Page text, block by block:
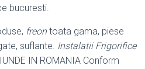
bucuresti.
freontoata gama, piese
suflante. Instalatii Frigorifice
IN ROMANIA Conform